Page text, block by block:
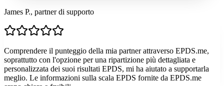
James P., partner di supporto
Comprendere il punteggio della mia partner attraverso EPDS.me,
soprattutto con l'opzione per una ripartizione più dettagliata e
personalizzata dei suoi risultati EPDS, mi ha aiutato a supportarla
meglio. Le informazioni sulla scala EPDS fornite da EPDS.me